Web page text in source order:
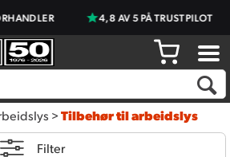
4,8 AV 5 PÅ TRUSTPILOT
>Tilbehør til arbeidslys
Filter